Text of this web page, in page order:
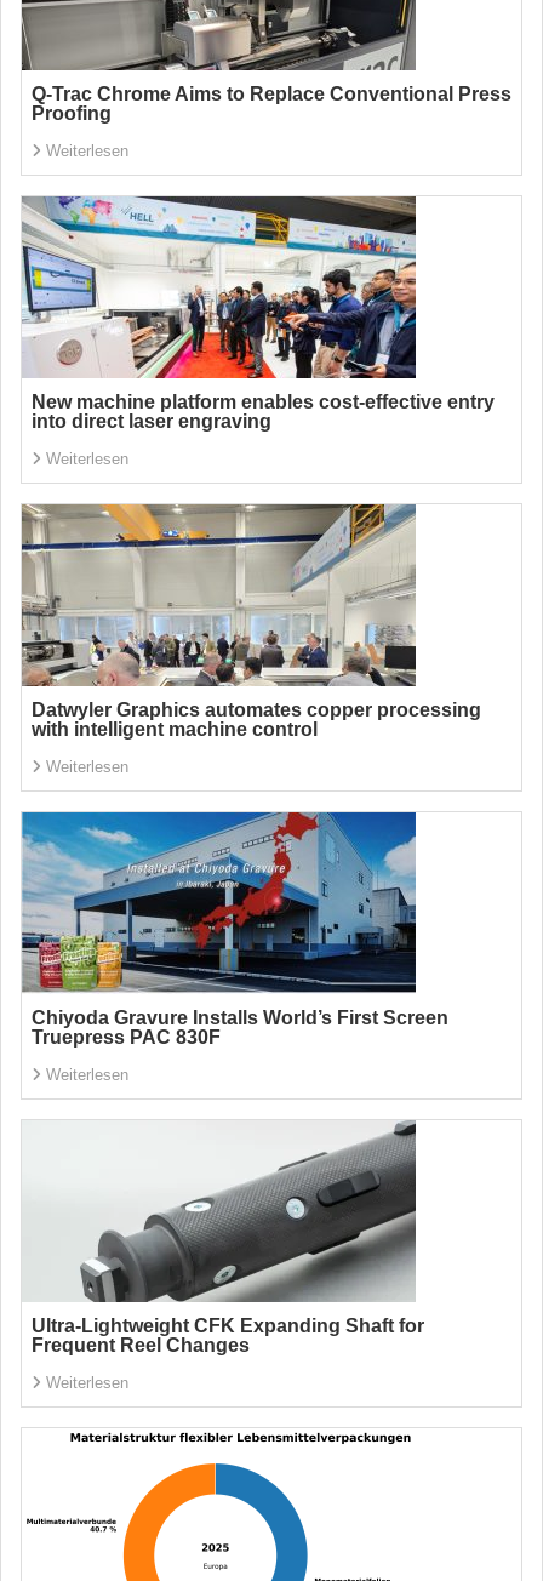
Q-Trac Chrome Aims to Replace Conventional Press
Proofing
Weiterlesen
New machine platform enables cost-effective entry
into direct laser engraving
Weiterlesen
Datwyler Graphics automates copper processing
with intelligent machine control
Weiterlesen
Chiyoda Gravure Installs World’s First Screen
Truepress PAC 830F
Weiterlesen
Ultra-Lightweight CFK Expanding Shaft for
Frequent Reel Changes
Weiterlesen